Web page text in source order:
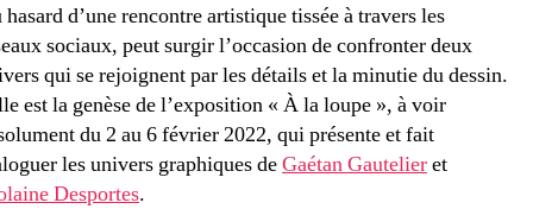
d’une rencontre artistique tissée à travers les
sociaux, peut surgir l’occasion de confronter deux
qui se rejoignent par les détails et la minutie du dessin.
est la genèse de l’exposition « À la loupe », à voir
du 2 au 6 février 2022, qui présente et fait
les univers graphiques deGaétan Gautelieret
Desportes.